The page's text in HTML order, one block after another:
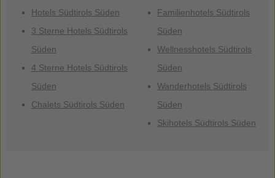
Hotels Südtirols Süden
3 Sterne Hotels Südtirols
Süden
4 Sterne Hotels Südtirols
Süden
Chalets Südtirols Süden
Familienhotels Südtirols
Süden
Wellnesshotels Südtirols
Süden
Wanderhotels Südtirols
Süden
Skihotels Südtirols Süden